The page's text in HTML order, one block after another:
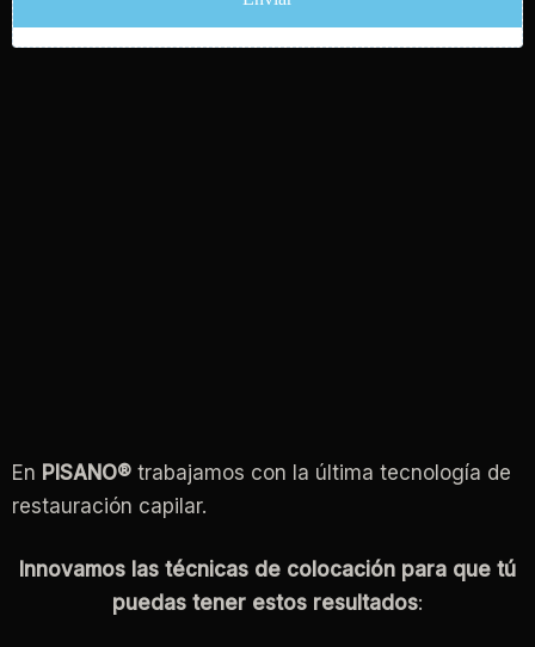
En PISANO® trabajamos con la última tecnología de
restauración capilar.
Innovamos las técnicas de colocación para que tú
puedas tener estos resultados: